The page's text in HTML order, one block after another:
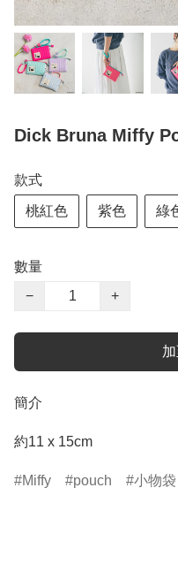
Dick Bruna Miffy
款式
桃紅色 紫色 綠
數量
−
+
簡介
約11 x 15cm
Miffy pouch 小物袋